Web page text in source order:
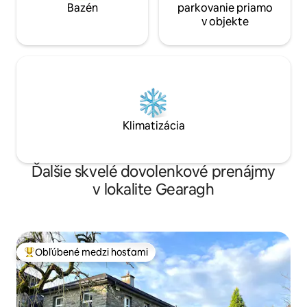
Bazén
parkovanie priamo
v objekte
Klimatizácia
Ďalšie skvelé dovolenkové prenájmy
v lokalite Gearagh
Najobľúbenejšie medzi hosťami
Obľúbené medzi hosťami